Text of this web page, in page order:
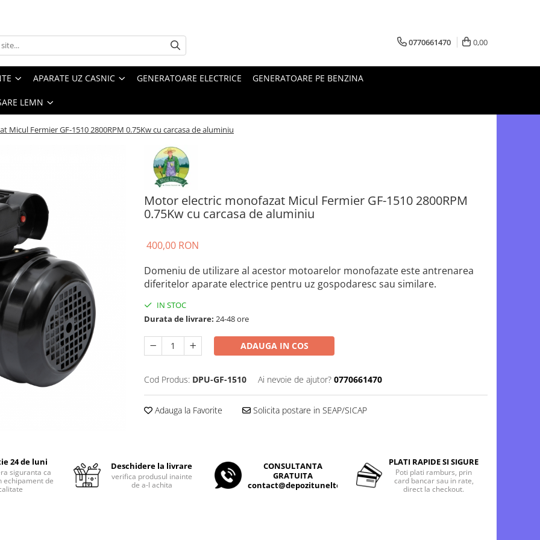
0770661470 0,00
APARATE UZ CASNIC GENERATOARE ELECTRICE GENERATOARE PE BENZINA
LEMN
Micul Fermier GF-1510 2800RPM 0.75Kw cu carcasa de aluminiu
Motor electric monofazat Micul Fermier GF-1510 2800RPM
0.75Kw cu carcasa de aluminiu
400,00 RON
Domeniu de utilizare al acestor motoarelor monofazate este antrenarea
diferitelor aparate electrice pentru uz gospodaresc sau similare.
IN STOC
Durata de livrare: 24-48 ore
ADAUGA IN COS
Cod Produs: DPU-GF-1510 Ai nevoie de ajutor? 0770661470
Adauga la Favorite Solicita postare in SEAP/SICAP
24 de luni
siguranta ca
echipament de
Deschidere la livrare
verifica produsul inainte
de a-l achita
CONSULTANTA
GRATUITA
contact@depozitunelte.ro
PLATI RAPIDE SI SIGURE
Poti plati ramburs, prin
card bancar sau in rate,
direct la checkout.